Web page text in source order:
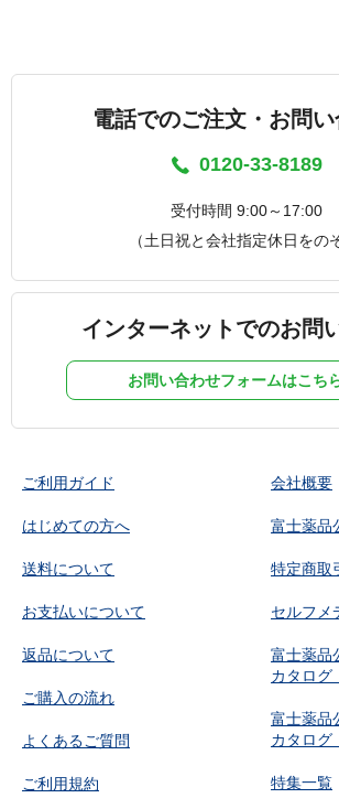
電話でのご注文・お問
0120-33-8189
受付時間 9:00～17:00
（土日祝と会社指定休日をの
インターネットでのお問
お問い合わせフォームはこち
ご利用ガイド
はじめての方へ
送料について
お支払いについて
返品について
ご購入の流れ
よくあるご質問
ご利用規約
会社概要
富士薬品
特定商取
セルフメ
富士薬品
カタログ
富士薬品
カタログ
特集一覧